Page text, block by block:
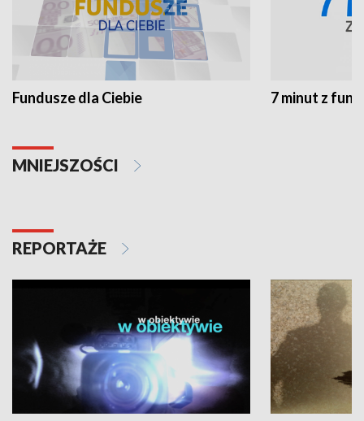
Fundusze dla Ciebie 7 minut z
MNIEJSZOŚCI
REPORTAŻE